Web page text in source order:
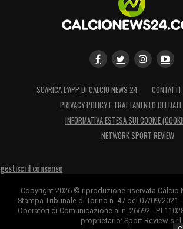
SCARICA L’APP DI CALCIO NEWS 24 CONTATTI
PRIVACY POLICY E TRATTAMENTO DEI
INFORMATIVA ESTESA SUI COOKIE
NETWORK SPORT REVIEW
gestisci il consenso
Copyright 2026 © riproduzione riservata Calcio
Stampa Tribunale di Torino n. 47 del 07/09/2021
Operatori di Comunicazione al n. 26692 -
proprietario: Sport Review s.r.l.